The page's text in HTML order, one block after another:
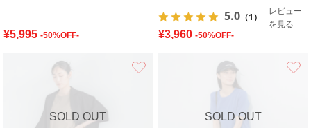
¥5,995 -50%OFF-
5.0 （1）
レビュー
を見る
¥3,960 -50%OFF-
SOLD OUT SOLD OUT